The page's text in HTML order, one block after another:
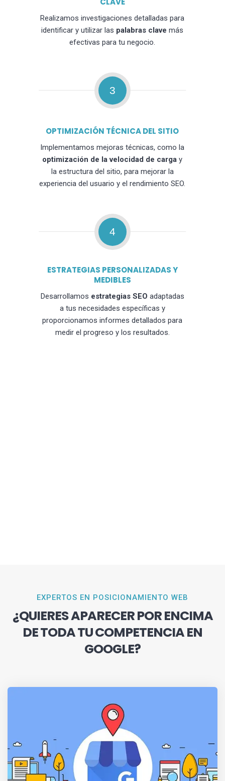
Realizamos investigaciones detalladas para
identificar y utilizar las palabras clave más
efectivas para tu negocio.
3
OPTIMIZACIÓN TÉCNICA DEL SITIO
Implementamos mejoras técnicas, como la
optimización de la velocidad de carga y
la estructura del sitio, para mejorar la
experiencia del usuario y el rendimiento SEO.
4
ESTRATEGIAS PERSONALIZADAS Y
MEDIBLES
Desarrollamos estrategias SEO adaptadas
a tus necesidades específicas y
proporcionamos informes detallados para
medir el progreso y los resultados.
EXPERTOS EN POSICIONAMIENTO WEB
¿QUIERES APARECER POR ENCIMA
DE TODA TU COMPETENCIA EN
GOOGLE?